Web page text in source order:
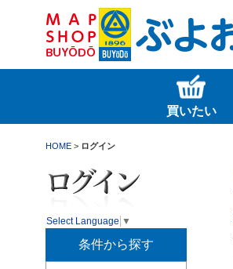
買いたい
HOME > ログイン
Select Language ▼
条件から探す